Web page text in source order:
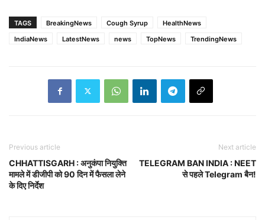
TAGS BreakingNews Cough Syrup
HealthNews
IndiaNews
LatestNews news TopNews TrendingNews
Previous article
CHHATTISGARH : अनुकंपा नियुक्ति
मामले में डीजीपी को 90 दिन में फैसला लेने
के दिए निर्देश
Next article
TELEGRAM BAN INDIA : NEET
से पहले Telegram बैन!